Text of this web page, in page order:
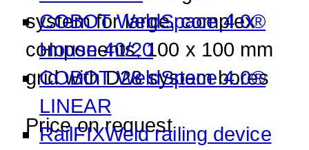
COBOT WeldSpace 4.0®
House 40/20
COBOT WeldSpace 4.0®
LINEAR
RailFIXWeld railing device
system for large, complex
components, 100 x 100 mm
grid with D28 system bores
Price on request